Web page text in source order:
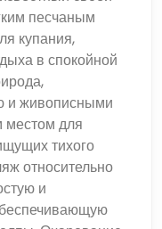
песчаным
купания,
в спокойной
и живописными
местом для
тихого
относительно
и